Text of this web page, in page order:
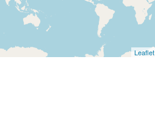
Leaflet